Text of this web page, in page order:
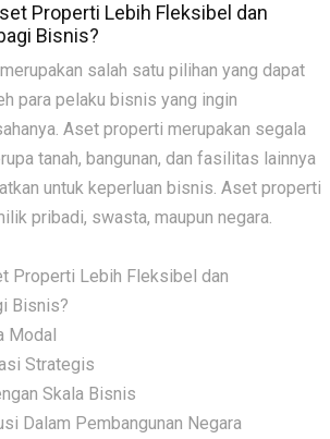
Properti Lebih Fleksibel dan
Bisnis?
salah satu pilihan yang dapat
para pelaku bisnis yang ingin
Aset properti merupakan segala
tanah, bangunan, dan fasilitas lainnya
untuk keperluan bisnis. Aset properti
pribadi, swasta, maupun negara.
Properti Lebih Fleksibel dan
Bisnis?
Modal
Strategis
Skala Bisnis
Dalam Pembangunan Negara